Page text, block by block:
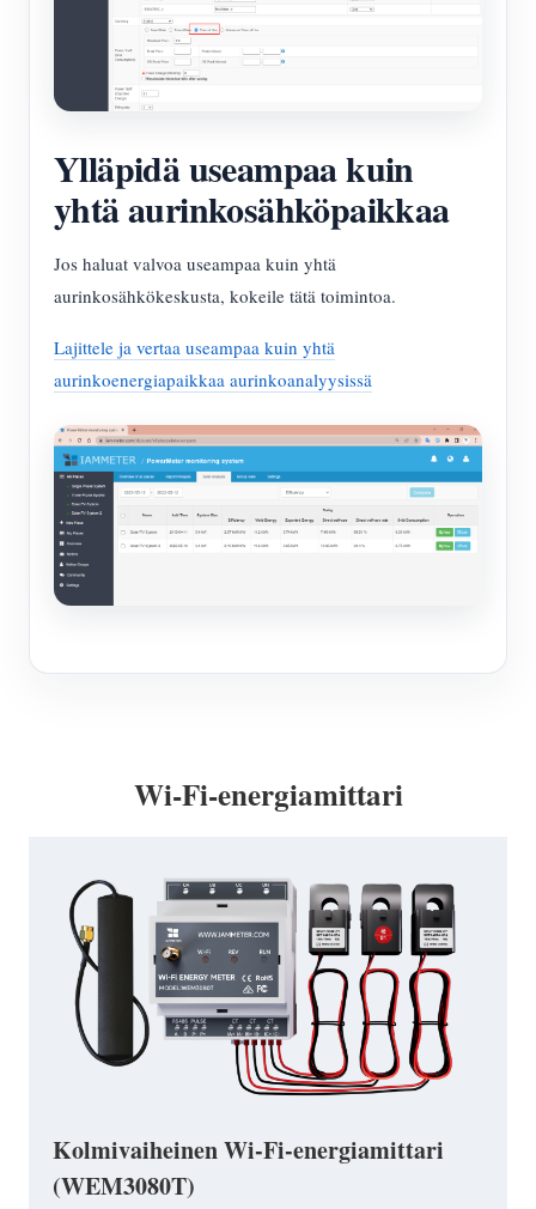
Ylläpidä useampaa kuin
yhtä aurinkosähköpaikkaa
Jos haluat valvoa useampaa kuin yhtä
aurinkosähkökeskusta, kokeile tätä toimintoa.
Lajittele ja vertaa useampaa kuin yhtä
aurinkoenergiapaikkaa aurinkoanalyysissä
Wi-Fi-energiamittari
Kolmivaiheinen Wi-Fi-energiamittari
(WEM3080T)